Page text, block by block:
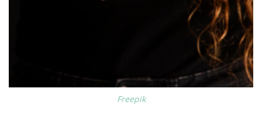
Freepik